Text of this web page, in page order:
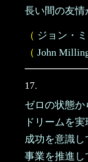
長い間の友情
（ ジョン・
（ John
17.
ゼロの状態か
ドリームを
成功を意識し
事業を推進し